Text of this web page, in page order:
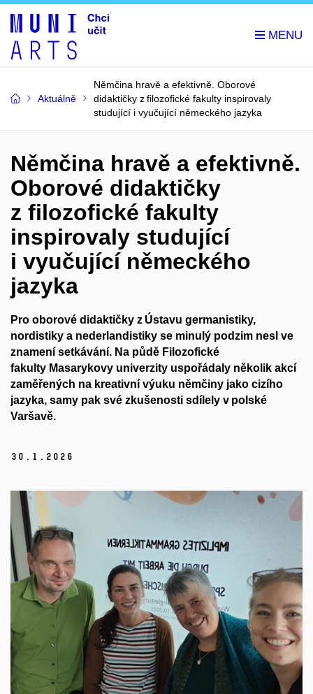
Aktuálně
Němčina hravě a efektivně. Oborové
didaktičky z filozofické fakulty inspirovaly
studující i vyučující německého jazyka
Němčina hravě a efektivně.
Oborové didaktičky
z filozofické fakulty
inspirovaly studující
i vyučující německého
jazyka
Pro oborové didaktičky z Ústavu germanistiky,
nordistiky a nederlandistiky se minulý podzim nesl ve
znamení setkávání. Na půdě Filozofické
fakulty Masarykovy univerzity uspořádaly několik akcí
zaměřených na kreativní výuku němčiny jako cizího
jazyka, samy pak své zkušenosti sdílely v polské
Varšavě.
30. 1. 2026